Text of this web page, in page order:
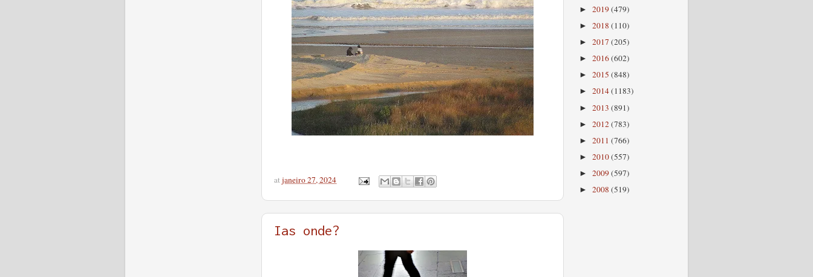
atjaneiro 27, 2024
Ias onde?
► 2019(479)
► 2018 (110)
► 2017 (205)
► 2016(602)
► 2015 (848)
► 2014(1183)
► 2013 (891)
► 2012(783)
► 2011 (766)
► 2010(557)
► 2009(597)
► 2008 (519)